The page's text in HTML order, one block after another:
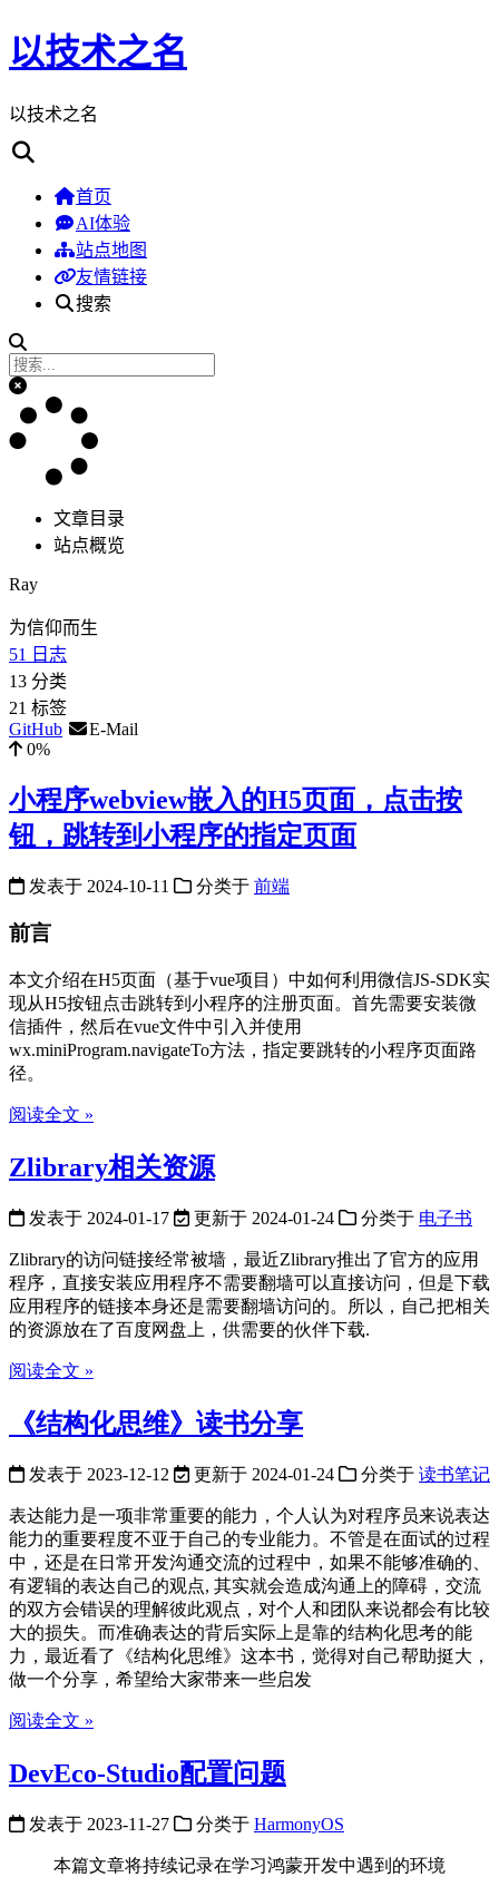
以技术之名
以技术之名
首页
AI体验
站点地图
友情链接
搜索
文章目录
站点概览
Ray
为信仰而生
51
日志
13 分类
21 标签
GitHub
E-Mail
0%
小程序webview嵌入的H5页面，点击按
钮，跳转到小程序的指定页面
发表于 2024-10-11 分类于 前端
前言
本文介绍在H5页面（基于vue项目）中如何利用微信JS-SDK实
现从H5按钮点击跳转到小程序的注册页面。首先需要安装微
信插件，然后在vue文件中引入并使用
wx.miniProgram.navigateTo方法，指定要跳转的小程序页面路
径。
阅读全文 »
Zlibrary相关资源
发表于 2024-01-17 更新于 2024-01-24 分类于 电子书
Zlibrary的访问链接经常被墙，最近Zlibrary推出了官方的应用
程序，直接安装应用程序不需要翻墙可以直接访问，但是下载
应用程序的链接本身还是需要翻墙访问的。所以，自己把相关
的资源放在了百度网盘上，供需要的伙伴下载.
阅读全文 »
《结构化思维》读书分享
发表于 2023-12-12 更新于 2024-01-24 分类于 读书笔记
表达能力是一项非常重要的能力，个人认为对程序员来说表达
能力的重要程度不亚于自己的专业能力。不管是在面试的过程
中，还是在日常开发沟通交流的过程中，如果不能够准确的、
有逻辑的表达自己的观点, 其实就会造成沟通上的障碍，交流
的双方会错误的理解彼此观点，对个人和团队来说都会有比较
大的损失。而准确表达的背后实际上是靠的结构化思考的能
力，最近看了《结构化思维》这本书，觉得对自己帮助挺大，
做一个分享，希望给大家带来一些启发
阅读全文 »
DevEco-Studio配置问题
发表于 2023-11-27 分类于 HarmonyOS
本篇文章将持续记录在学习鸿蒙开发中遇到的环境